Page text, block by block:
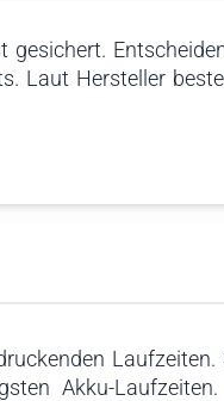
gesichert.
Laut Hersteller
der Staubsauger
überzeugend.
Akku-